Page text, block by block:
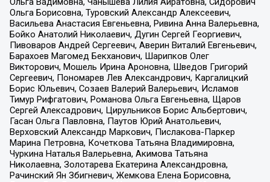
Ольга Борисовна, Туровский Александр Алексеевич,
Васильева Анастасия Евгеньевна, Ривина Анна Валерьевна,
Бойко Анатолий Николаевич, Дугин Сергей Георгиевич,
Пивоваров Андрей Сергеевич, Аверин Виталий Евгеньевич,
Барахоев Магомед Бекханович, Шарипков Олег
Викторович, Мошель Ирина Ароновна, Шведов Григорий
Сергеевич, Пономарев Лев Александрович, Каргалицкий
Борис Юльевич, Созаев Валерий Валерьевич, Исламов
Тимур Рифгатович, Романова Ольга Евгеньевна, Щаров
Сергей Алексадрович, Цирульников Борис Альбертович,
Гасан Ольга Павловна, Паутов Юрий Анатольевич,
Верховский Александр Маркович, Пислакова-Паркер
Марина Петровна, Кочеткова Татьяна Владимировна,
Чуркина Наталья Валерьевна, Акимова Татьяна
Николаевна, Золотарева Екатерина Александровна,
Рачинский Ян Збигневич, Жемкова Елена Борисовна,